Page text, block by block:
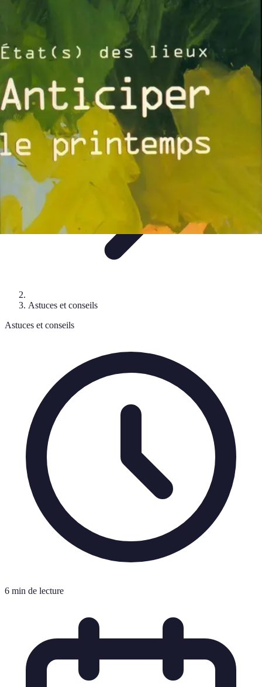
Promotions Soldes
Stratégies et Astuces
Stratégies
Promotions Soldes
Astuces et conseils
Astuces et conseils
6 min de lecture